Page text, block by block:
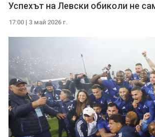
Успехът на Левски обиколи не
17:00 | 3 май 2026 г.